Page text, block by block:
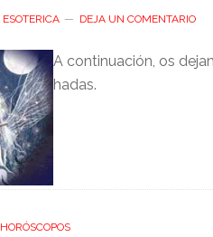
ESOTERICA DEJA UN COMENTARIO
A continuación, os
hadas.
HORÓSCOPOS